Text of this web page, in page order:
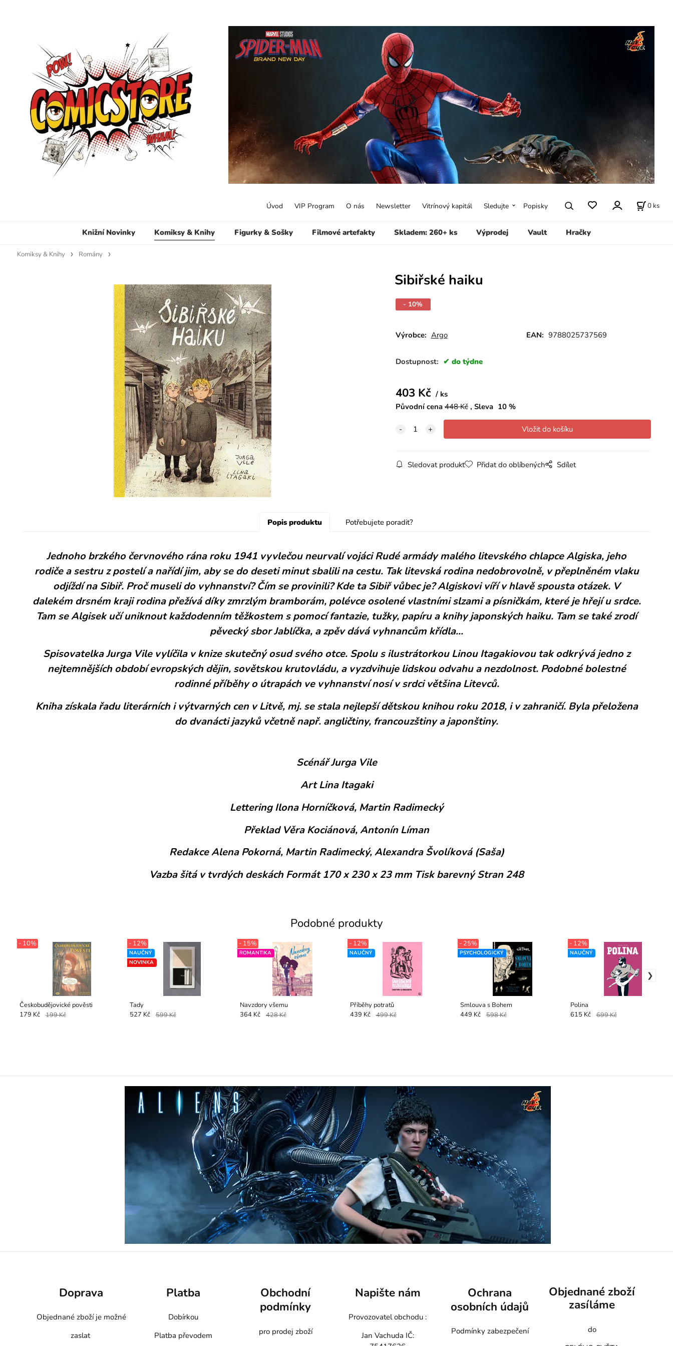
Knižní Novinky Komiksy & Knihy Figurky & Sošky Filmové artefakty Skladem: 260+ ks Výprodej Vault Hračky
Úvod VIP Program O nás Newsletter Vitrínový kapitál Sledujte Popisky 0 ks
Komiksy & Knihy Romány
Sibiřské haiku
- 10%
Výrobce: Argo EAN: 9788025737569
Dostupnost: do týdne
403 Kč
ks
Původní cena 448Kč Sleva 10%
Sledovat produkt Přidat do oblíbených Sdílet
Popis produktu Potřebujete poradit?
Jednoho brzkého červnového rána roku 1941 vyvlečou neurvalí vojáci Rudé armády malého litevského chlapce Algiska, jeho
rodiče a sestru z postelí a nařídí jim, aby se do deseti minut sbalili na cestu. Tak litevská rodina nedobrovolně, v přeplněném vlaku
odjíždí na Sibiř. Proč museli do vyhnanství? Čím se provinili? Kde ta Sibiř vůbec je? Algiskovi víří v hlavě spousta otázek. V
dalekém drsném kraji rodina přežívá díky zmrzlým bramborám, polévce osolené vlastními slzami a písničkám, které je hřejí u srdce.
Tam se Algisek učí uniknout každodenním těžkostem s pomocí fantazie, tužky, papíru a knihy japonských haiku. Tam se také zrodí
pěvecký sbor Jablíčka, a zpěv dává vyhnancům křídla...
Spisovatelka Jurga Vile vylíčila v knize skutečný osud svého otce. Spolu s ilustrátorkou Linou Itagakiovou tak odkrývá jedno z
nejtemnějších období evropských dějin, sovětskou krutovládu, a vyzdvihuje lidskou odvahu a nezdolnost. Podobné bolestné
rodinné příběhy o útrapách ve vyhnanství nosí v srdci většina Litevců.
Kniha získala řadu literárních i výtvarných cen v Litvě, mj. se stala nejlepší dětskou knihou roku 2018, i v zahraničí. Byla přeložena
do dvanácti jazyků včetně např. angličtiny, francouzštiny a japonštiny.
Scénář Jurga Vile
Art Lina Itagaki
Lettering Ilona Horníčková, Martin Radimecký
Překlad Věra Kociánová, Antonín Líman
Redakce Alena Pokorná, Martin Radimecký, Alexandra Švolíková (Saša)
Vazba šitá v tvrdých deskách Formát 170 x 230 x 23 mm Tisk barevný Stran 248
Podobné produkty
Českobudějovické pověsti
- 10%
179 Kč 199 Kč
Tady
NAUČNÝ
NOVINKA
- 12%
527 Kč 599 Kč
Navzdory všemu
ROMANTIKA
- 15%
364 Kč 428 Kč
Příběhy potratů
NAUČNÝ
- 12%
439 Kč 499 Kč
Smlouva s Bohem
PSYCHOLOGICKÝ
- 25%
449 Kč 598 Kč
Polina
NAUČNÝ
- 12%
615 Kč 699 Kč
Doprava
Objednané zboží je možné
zaslat
Platba
Dobírkou
Platba převodem
Obchodní
podmínky
pro prodej zboží
Napište nám
Provozovatel obchodu :
Jan Vachuda IČ:
Ochrana
osobních údajů
Podmínky zabezpečení
Objednané zboží
zasíláme
do